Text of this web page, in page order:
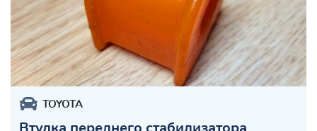
TOYOTA
Втулка переднего стабилизатора